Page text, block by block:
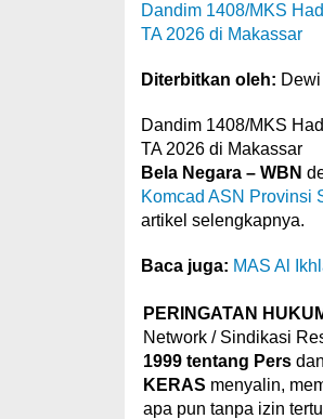
Dandim 1408/MKS
TA 2026 di Makassar
Diterbitkan oleh: Dewi |
Dandim 1408/MKS
TA 2026 di
Bela Negara – WBN
Komcad ASN Provinsi
artikel selengkapnya.
Baca juga: MAS Al
PERINGATAN
Network / Sindikasi
1999 tentang Pers
KERAS menyalin,
apa pun tanpa izin